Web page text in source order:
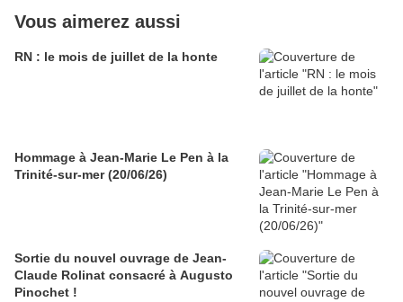
Vous aimerez aussi
RN : le mois de juillet de la honte
Hommage à Jean-Marie Le Pen à la
Trinité-sur-mer (20/06/26)
Sortie du nouvel ouvrage de Jean-
Claude Rolinat consacré à Augusto
Pinochet !